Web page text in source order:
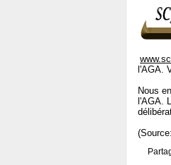
l'AGA.
Nous
l'AGA.
(Source: